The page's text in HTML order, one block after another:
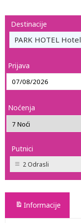
Destinacije
PARK HOTEL Hotel
Prijava
Noćenja
Putnici
2 Odrasli
Informacije